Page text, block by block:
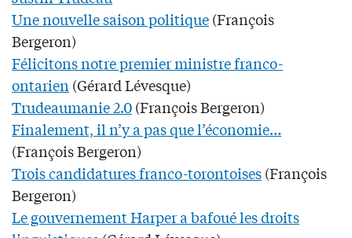
Une nouvelle saison politique(François
Bergeron)
Félicitons notre premier ministre franco-
ontarien (Gérard Lévesque)
Trudeaumanie 2.0(François Bergeron)
Finalement, il n’y a pas que l’économie…
(François Bergeron)
Trois candidatures franco-torontoises(François
Bergeron)
Le gouvernement Harper a bafoué les droits